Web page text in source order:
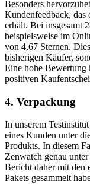
Besonders
Kundenfeedback,
erhält. Bei insgesamt
beispielsweise im
von 4,67 Sternen.
bisherigen Käufer,
Eine hohe Bewertung
positiven
4. Verpackung
In unserem
eines Kunden unter
Produkts. In diesem
Zenwatch genau
Bericht daher mit den
Pakets gesammelt